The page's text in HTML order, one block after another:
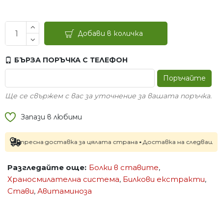
Добави в количка
БЪРЗА ПОРЪЧКА С ТЕЛЕФОН
Поръчайте
Ще се свържем с вас за уточнение за вашата поръчка.
Запази в любими
доставка за цялата страна ▪ Доставка на следващия
Разгледайте още: Болки в ставите,
Храносмилателна система, Билкови екстракти,
Стави, Авитаминоза